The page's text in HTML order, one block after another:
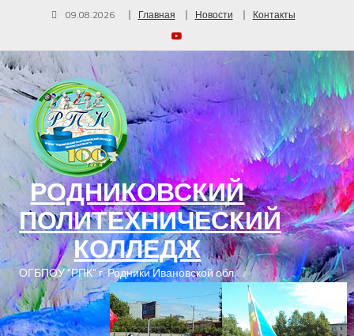
09.08.2026 Главная Новости Контакты
РОДНИКОВСКИЙ
ПОЛИТЕХНИЧЕСКИЙ
КОЛЛЕДЖ
ОГБПОУ "РПК" г. Родники Ивановской обл.